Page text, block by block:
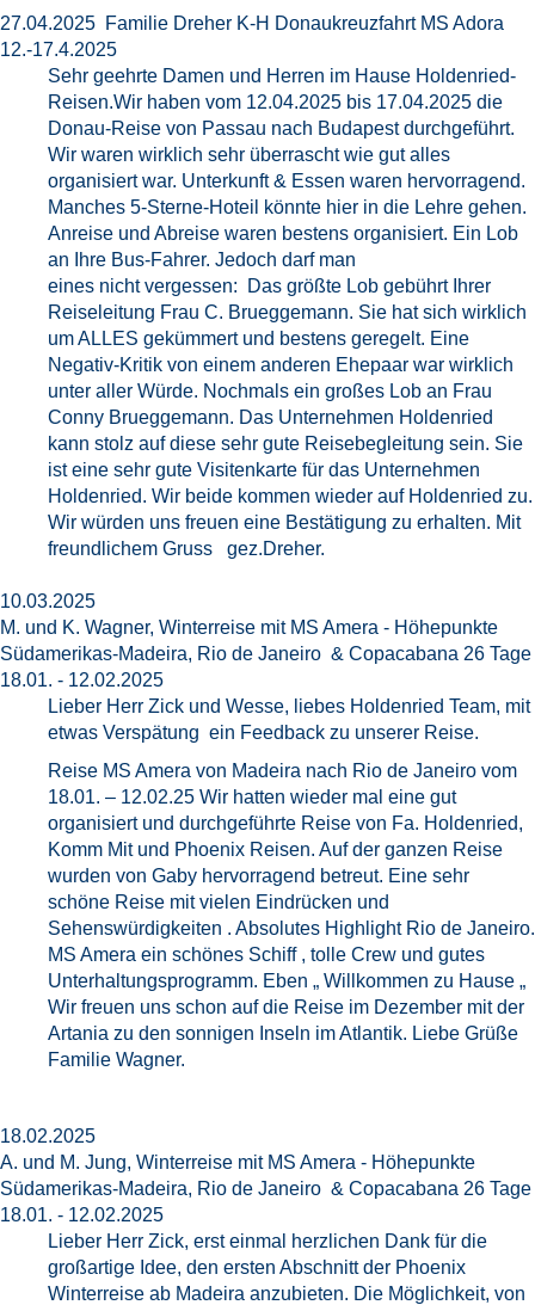
27.04.2025 Familie Dreher K-H Donaukreuzfahrt MS Adora
12.-17.4.2025
Sehr geehrte Damen und Herren im Hause Holdenried-
Reisen.Wir haben vom 12.04.2025 bis 17.04.2025 die
Donau-Reise von Passau nach Budapest durchgeführt.
Wir waren wirklich sehr überrascht wie gut alles
organisiert war. Unterkunft & Essen waren hervorragend.
Manches 5-Sterne-Hoteil könnte hier in die Lehre gehen.
Anreise und Abreise waren bestens organisiert. Ein Lob
an Ihre Bus-Fahrer. Jedoch darf man
eines nicht vergessen: Das größte Lob gebührt Ihrer
Reiseleitung Frau C. Brueggemann. Sie hat sich wirklich
um ALLES gekümmert und bestens geregelt. Eine
Negativ-Kritik von einem anderen Ehepaar war wirklich
unter aller Würde. Nochmals ein großes Lob an Frau
Conny Brueggemann. Das Unternehmen Holdenried
kann stolz auf diese sehr gute Reisebegleitung sein. Sie
ist eine sehr gute Visitenkarte für das Unternehmen
Holdenried. Wir beide kommen wieder auf Holdenried zu.
Wir würden uns freuen eine Bestätigung zu erhalten. Mit
freundlichem Gruss gez.Dreher.
10.03.2025
M. und K. Wagner, Winterreise mit MS Amera - Höhepunkte
Südamerikas-Madeira, Rio de Janeiro & Copacabana 26 Tage
18.01. - 12.02.2025
Lieber Herr Zick und Wesse, liebes Holdenried Team, mit
etwas Verspätung ein Feedback zu unserer Reise.
Reise MS Amera von Madeira nach Rio de Janeiro vom
18.01. – 12.02.25 Wir hatten wieder mal eine gut
organisiert und durchgeführte Reise von Fa. Holdenried,
Komm Mit und Phoenix Reisen. Auf der ganzen Reise
wurden von Gaby hervorragend betreut. Eine sehr
schöne Reise mit vielen Eindrücken und
Sehenswürdigkeiten . Absolutes Highlight Rio de Janeiro.
MS Amera ein schönes Schiff , tolle Crew und gutes
Unterhaltungsprogramm. Eben „ Willkommen zu Hause „
Wir freuen uns schon auf die Reise im Dezember mit der
Artania zu den sonnigen Inseln im Atlantik. Liebe Grüße
Familie Wagner.
18.02.2025
A. und M. Jung, Winterreise mit MS Amera - Höhepunkte
Südamerikas-Madeira, Rio de Janeiro & Copacabana 26 Tage
18.01. - 12.02.2025
Lieber Herr Zick, erst einmal herzlichen Dank für die
großartige Idee, den ersten Abschnitt der Phoenix
Winterreise ab Madeira anzubieten. Die Möglichkeit, von